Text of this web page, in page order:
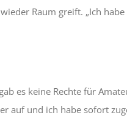
Raum greift. „Ich
es keine Rechte für
auf und ich habe sofort